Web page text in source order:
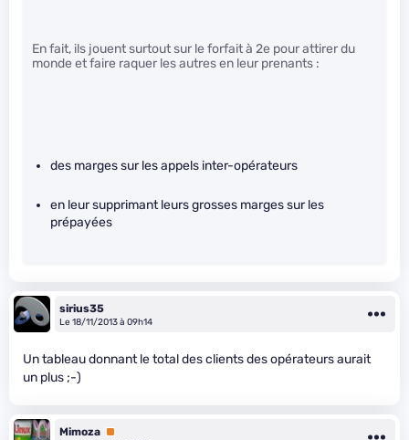
En fait, ils jouent surtout sur le forfait à 2e pour attirer du
monde et faire raquer les autres en leur prenants :
des marges sur les appels inter-opérateurs
en leur supprimant leurs grosses marges sur les
prépayées
sirius35
Le 18/11/2013 à 09h14
Un tableau donnant le total des clients des opérateurs aurait
un plus ;-)
Mimoza Premium